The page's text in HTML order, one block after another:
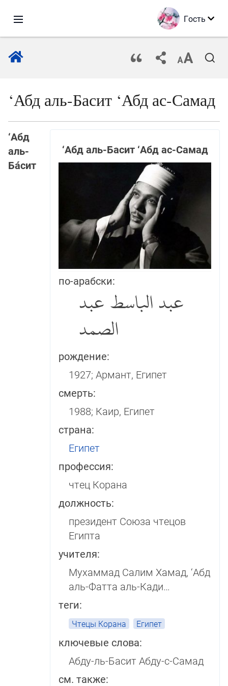
Гость
‘Абд аль-Басит ‘Абд ас-Самад
‘Абд аль-Басит ‘Абд ас-Самад
по-арабски:
عبد الباسط عبد
الصمد
рождение:
1927; Армант, Египет
смерть:
1988; Каир, Египет
страна:
Египет
профессия:
чтец Корана
должность:
президент Союза чтецов
Египта
учителя:
Мухаммад Салим Хамад, ‘Абд
аль-Фатта аль-Кади…
теги:
Чтецы Корана Египет
ключевые слова:
Абду-ль-Басит Абду-с-Самад
см. также:
‘Абд
аль-
Ба́сит